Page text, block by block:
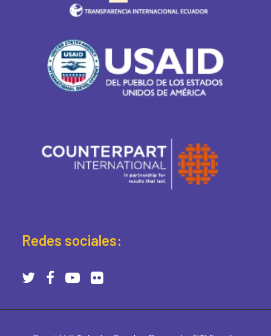
Redes sociales: